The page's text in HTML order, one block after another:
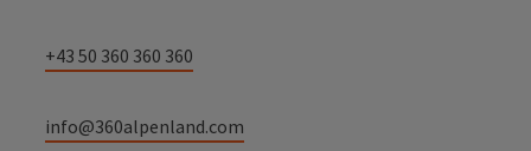
+43 50 360 360 360
info@360alpenland.com